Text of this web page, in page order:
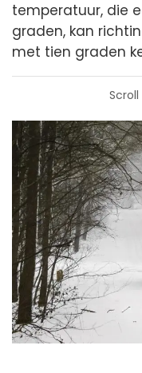
temperatuur, die
graden, kan
met tien graden